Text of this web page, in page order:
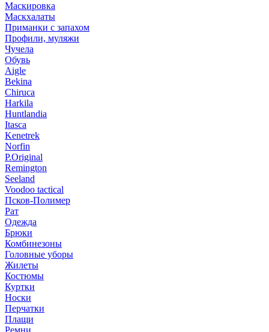
Маскировка
Маскхалаты
Приманки с запахом
Профили, муляжи
Чучела
Обувь
Aigle
Bekina
Chiruсa
Harkila
Huntlandia
Itasca
Kenetrek
Norfin
P.Original
Remington
Seeland
Voodoo tactical
Псков-Полимер
Рат
Одежда
Брюки
Комбинезоны
Головные уборы
Жилеты
Костюмы
Куртки
Носки
Перчатки
Плащи
Ремни